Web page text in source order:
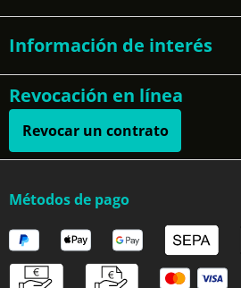
Información de interés
Revocación en línea
Revocar un contrato
Métodos de pago